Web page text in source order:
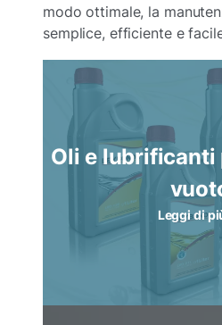
modo ottimale, la
semplice, efficiente e
Oli e lubrificanti
Leggi di